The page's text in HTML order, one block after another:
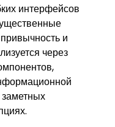
интерфейсов
и
через